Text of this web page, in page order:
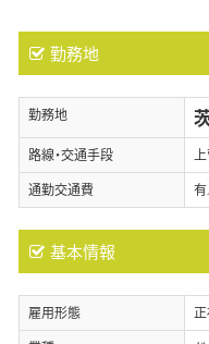
勤務地
勤務地
路線・交通手段
通勤交通費
基本情報
雇用形態